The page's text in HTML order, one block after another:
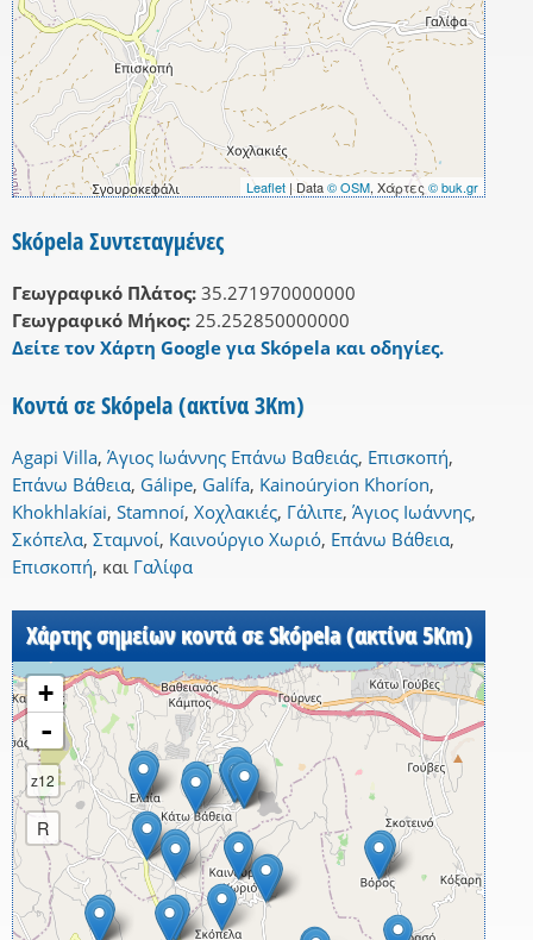
Leaflet | Data© OSM, Χάρτες © buk.gr
Skópela Συντεταγμένες
Γεωγραφικό Πλάτος: 35.271970000000
Γεωγραφικό Μήκος: 25.252850000000
Δείτε τον Χάρτη Google για Skópela και οδηγίες.
Κοντά σε Skópela (ακτίνα 3Km)
Agapi Villa, Άγιος Ιωάννης Επάνω Βαθειάς, Επισκοπή,
Επάνω Βάθεια, Gálipe, Galífa, Kainoúryion Khoríon,
Khokhlakíai, Stamnoí, Χοχλακιές, Γάλιπε, Άγιος Ιωάννης,
Σκόπελα, Σταμνοί, Καινούργιο Χωριό, Επάνω Βάθεια,
Επισκοπή, και Γαλίφα
Χάρτης σημείων κοντά σε Skópela (ακτίνα 5Km)
+
-
z12
R